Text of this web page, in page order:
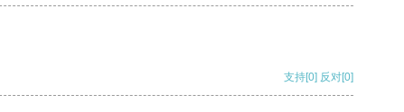
支持[0] 反对[0]